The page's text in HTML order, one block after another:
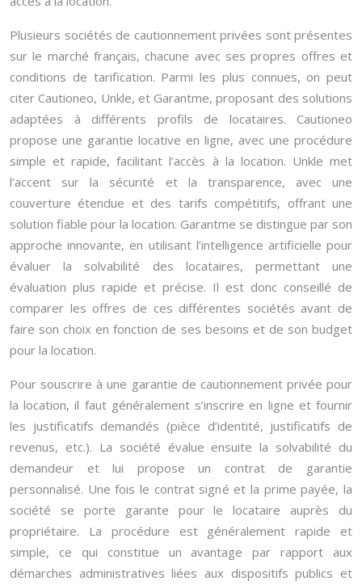
Plusieurs sociétés de cautionnement privées sont présentes
sur le marché français, chacune avec ses propres offres et
conditions de tarification. Parmi les plus connues, on peut
citer Cautioneo, Unkle, et Garantme, proposant des solutions
adaptées à différents profils de locataires. Cautioneo
propose une garantie locative en ligne, avec une procédure
simple et rapide, facilitant l’accès à la location. Unkle met
l’accent sur la sécurité et la transparence, avec une
couverture étendue et des tarifs compétitifs, offrant une
solution fiable pour la location. Garantme se distingue par son
approche innovante, en utilisant l’intelligence artificielle pour
évaluer la solvabilité des locataires, permettant une
évaluation plus rapide et précise. Il est donc conseillé de
comparer les offres de ces différentes sociétés avant de
faire son choix en fonction de ses besoins et de son budget
pour la location.
Pour souscrire à une garantie de cautionnement privée pour
la location, il faut généralement s’inscrire en ligne et fournir
les justificatifs demandés (pièce d’identité, justificatifs de
revenus, etc.). La société évalue ensuite la solvabilité du
demandeur et lui propose un contrat de garantie
personnalisé. Une fois le contrat signé et la prime payée, la
société se porte garante pour le locataire auprès du
propriétaire. La procédure est généralement rapide et
simple, ce qui constitue un avantage par rapport aux
démarches administratives liées aux dispositifs publics et